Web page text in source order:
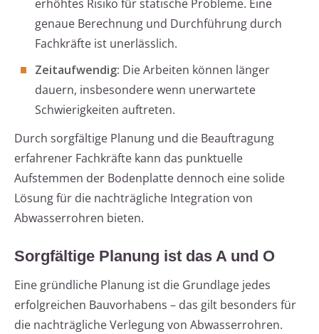
erhöhtes Risiko für statische Probleme. Eine
genaue Berechnung und Durchführung durch
Fachkräfte ist unerlässlich.
Zeitaufwendig: Die Arbeiten können länger
dauern, insbesondere wenn unerwartete
Schwierigkeiten auftreten.
Durch sorgfältige Planung und die Beauftragung
erfahrener Fachkräfte kann das punktuelle
Aufstemmen der Bodenplatte dennoch eine solide
Lösung für die nachträgliche Integration von
Abwasserrohren bieten.
Sorgfältige Planung ist das A und O
Eine gründliche Planung ist die Grundlage jedes
erfolgreichen Bauvorhabens – das gilt besonders für
die nachträgliche Verlegung von Abwasserrohren.